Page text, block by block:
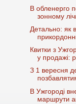
В обленерго
зонному
Детально: як
Квитки з
у продажі:
З 1 вересня
В Ужгороді
маршрути